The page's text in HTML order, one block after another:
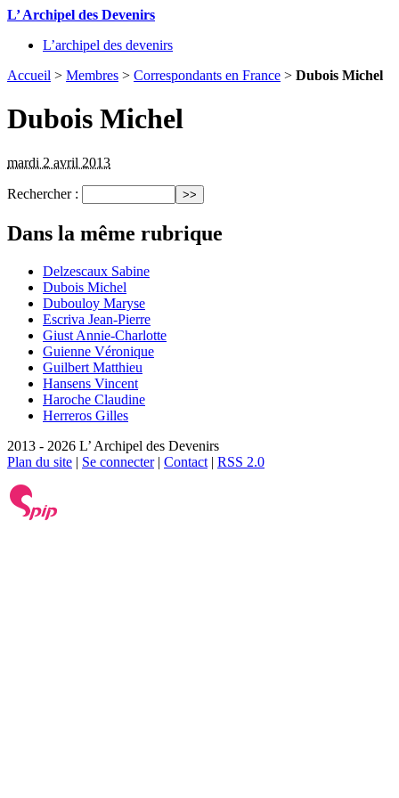
L’ Archipel des Devenirs
L’archipel des devenirs
Accueil > Membres > Correspondants en France > Dubois Michel
Dubois Michel
mardi 2 avril 2013
Rechercher :
Dans la même rubrique
Delzescaux Sabine
Dubois Michel
Dubouloy Maryse
Escriva Jean-Pierre
Giust Annie-Charlotte
Guienne Véronique
Guilbert Matthieu
Hansens Vincent
Haroche Claudine
Herreros Gilles
2013 - 2026 L’ Archipel des Devenirs
Plan du site | Se connecter| Contact | RSS 2.0